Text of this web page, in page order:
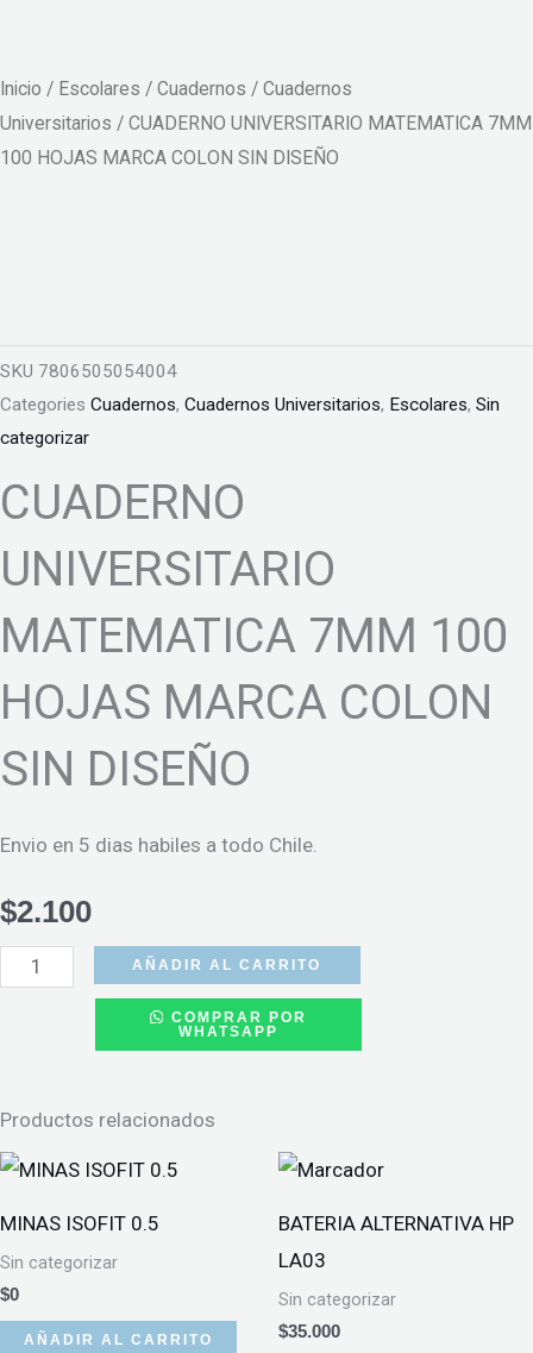
Inicio / Escolares / Cuadernos / Cuadernos
Universitarios / CUADERNO UNIVERSITARIO MATEMATICA 7MM
100 HOJAS MARCA COLON SIN DISEÑO
SKU 7806505054004
Categories Cuadernos, Cuadernos Universitarios, Escolares, Sin
categorizar
CUADERNO
UNIVERSITARIO
MATEMATICA 7MM 100
HOJAS MARCA COLON
SIN DISEÑO
Envio en 5 dias habiles a todo Chile.
$2.100
CUADERNO
UNIVERSITARIO
100
HOJAS
MARCA
COLON
SIN
DISEÑO
cantidad
AÑADIR AL CARRITO
COMPRAR POR
WHATSAPP
Productos relacionados
MINAS ISOFIT 0.5
Sin categorizar
$0
AÑADIR AL CARRITO
BATERIA ALTERNATIVA HP
LA03
Sin categorizar
$35.000